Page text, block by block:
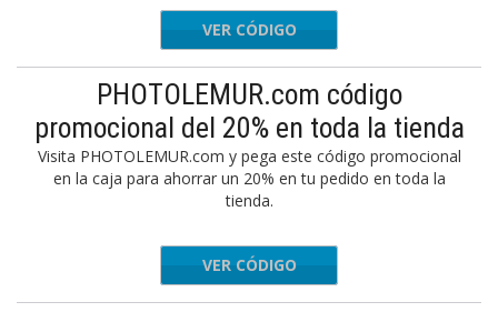
KIWI
VER CÓDIGO
PHOTOLEMUR.com código
promocional del 20% en toda la tienda
Visita PHOTOLEMUR.com y pega este código promocional
en la caja para ahorrar un 20% en tu pedido en toda la
tienda.
DEROOIJ
VER CÓDIGO